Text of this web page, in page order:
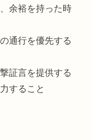
余裕を持った時
通行を優先する
証言を提供する
すること